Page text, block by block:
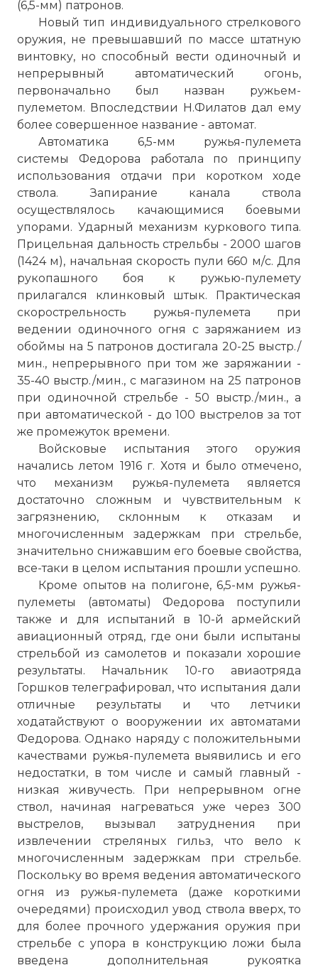
(6,5-мм) патронов.
Новый тип индивидуального стрелкового
оружия, не превышавший по массе штатную
винтовку, но способный вести одиночный и
непрерывный автоматический огонь,
первоначально был назван ружьем-
пулеметом. Впоследствии Н.Филатов дал ему
более совершенное название - автомат.
Автоматика 6,5-мм ружья-пулемета
системы Федорова работала по принципу
использования отдачи при коротком ходе
ствола. Запирание канала ствола
осуществлялось качающимися боевыми
упорами. Ударный механизм куркового типа.
Прицельная дальность стрельбы - 2000 шагов
(1424 м), начальная скорость пули 660 м/с. Для
рукопашного боя к ружью-пулемету
прилагался клинковый штык. Практическая
скорострельность ружья-пулемета при
ведении одиночного огня с заряжанием из
обоймы на 5 патронов достигала 20-25 выстр./
мин., непрерывного при том же заряжании -
35-40 выстр./мин., с магазином на 25 патронов
при одиночной стрельбе - 50 выстр./мин., а
при автоматической - до 100 выстрелов за тот
же промежуток времени.
Войсковые испытания этого оружия
начались летом 1916 г. Хотя и было отмечено,
что механизм ружья-пулемета является
достаточно сложным и чувствительным к
загрязнению, склонным к отказам и
многочисленным задержкам при стрельбе,
значительно снижавшим его боевые свойства,
все-таки в целом испытания прошли успешно.
Кроме опытов на полигоне, 6,5-мм ружья-
пулеметы (автоматы) Федорова поступили
также и для испытаний в 10-й армейский
авиационный отряд, где они были испытаны
стрельбой из самолетов и показали хорошие
результаты. Начальник 10-го авиаотряда
Горшков телеграфировал, что испытания дали
отличные результаты и что летчики
ходатайствуют о вооружении их автоматами
Федорова. Однако наряду с положительными
качествами ружья-пулемета выявились и его
недостатки, в том числе и самый главный -
низкая живучесть. При непрерывном огне
ствол, начиная нагреваться уже через 300
выстрелов, вызывал затруднения при
извлечении стреляных гильз, что вело к
многочисленным задержкам при стрельбе.
Поскольку во время ведения автоматического
огня из ружья-пулемета (даже короткими
очередями) происходил увод ствола вверх, то
для более прочного удержания оружия при
стрельбе с упора в конструкцию ложи была
введена дополнительная рукоятка